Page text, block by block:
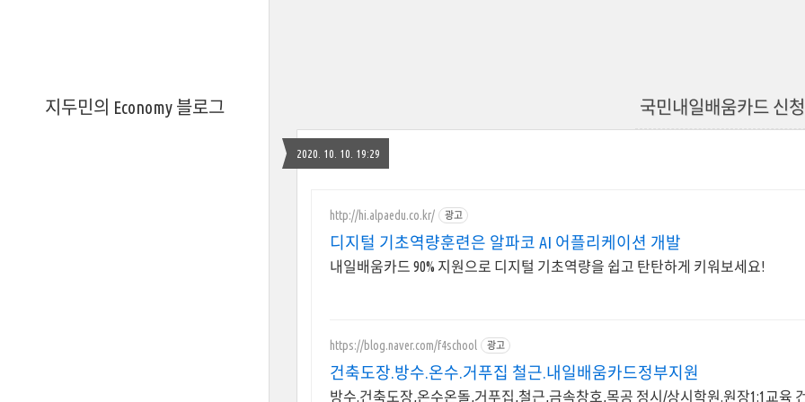
지두민의 Economy 블로그 국민내일배움카드 신
2020. 10. 10. 19:29
http://hi.alpaedu.co.kr/ 광고
디지털 기초역량훈련은 알파코 AI 어플리케이션 개발
내일배움카드 90% 지원으로 디지털 기초역량을 쉽고 탄탄하게 키워보세요!
https://blog.naver.com/f4school 광고
건축도장.방수.온수.거푸집 철근.내일배움카드정부지원
방수.건축도장,온수온돌,거푸집,철근,금속창호,목공 정시/상시학원.원장1:1교육